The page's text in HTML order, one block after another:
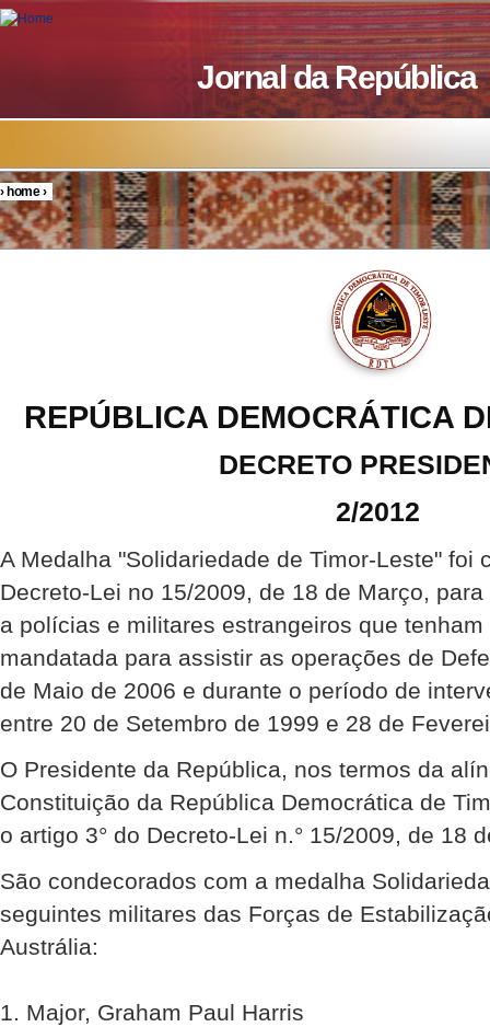
Skip to main content
Jornal da República
You are here
›home›
REPÚBLICA DEMOCRÁTICA
DECRETO
2/2012
A Medalha "Solidariedade de Timor-Leste" foi
Decreto-Lei no 15/2009, de 18 de Março,
a polícias e militares estrangeiros que
mandatada para assistir as operações de
de Maio de 2006 e durante o período de
entre 20 de Setembro de 1999 e 28 de
O Presidente da República, nos termos da
Constituição da República Democrática de
o artigo 3° do Decreto-Lei n.° 15/2009, de 18
São condecorados com a medalha
seguintes militares das Forças de
Austrália:
1. Major, Graham Paul Harris